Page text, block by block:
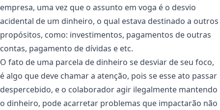
empresa, uma vez que o assunto em voga é o desvio
acidental de um dinheiro, o qual estava destinado a outros
propósitos, como: investimentos, pagamentos de outras
contas, pagamento de dívidas e etc.
O fato de uma parcela de dinheiro se desviar de seu foco,
é algo que deve chamar a atenção, pois se esse ato passar
despercebido, e o colaborador agir ilegalmente mantendo
o dinheiro, pode acarretar problemas que impactarão não